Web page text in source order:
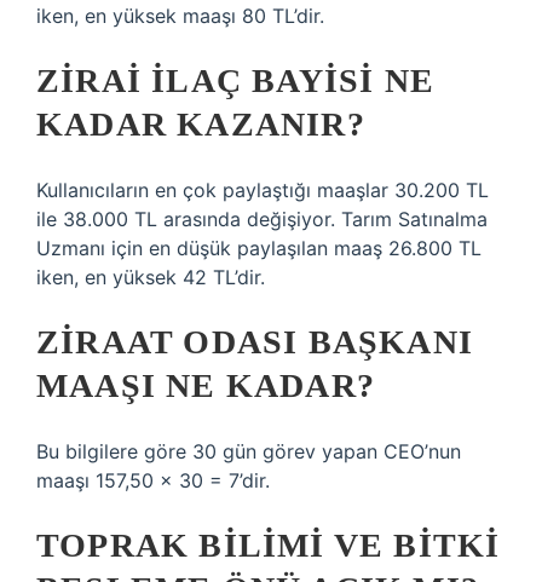
iken, en yüksek maaşı 80 TL’dir.
ZIRAI ILAÇ BAYISI NE
KADAR KAZANIR?
Kullanıcıların en çok paylaştığı maaşlar 30.200 TL
ile 38.000 TL arasında değişiyor. Tarım Satınalma
Uzmanı için en düşük paylaşılan maaş 26.800 TL
iken, en yüksek 42 TL’dir.
ZIRAAT ODASI BAŞKANI
MAAŞI NE KADAR?
Bu bilgilere göre 30 gün görev yapan CEO’nun
maaşı 157,50 x 30 = 7’dir.
TOPRAK BILIMI VE BITKI